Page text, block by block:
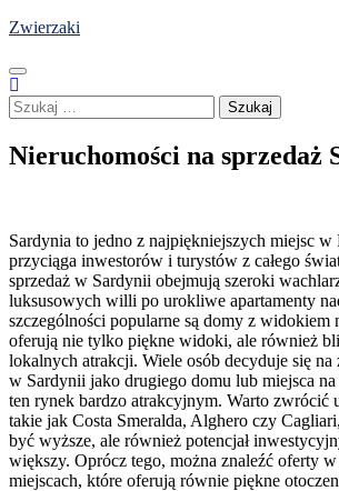
Skip
content
Zwierzaki
Szukaj:
Nieruchomości na sprzedaż
Sardynia to jedno z najpiękniejszych miejsc w
przyciąga inwestorów i turystów z całego
sprzedaż w Sardynii obejmują szeroki
luksusowych willi po urokliwe apartamenty
szczególności popularne są domy z widokiem
oferują nie tylko piękne widoki, ale również
lokalnych atrakcji. Wiele osób decyduje się na
w Sardynii jako drugiego domu lub miejsca
ten rynek bardzo atrakcyjnym. Warto zwrócić
takie jak Costa Smeralda, Alghero czy
być wyższe, ale również potencjał
większy. Oprócz tego, można znaleźć oferty
miejscach, które oferują równie piękne